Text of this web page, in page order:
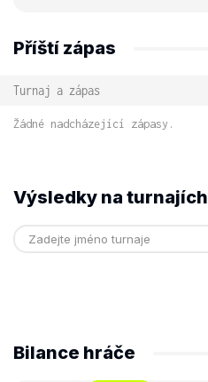
Příští zápas
Turnaj a zápas
Žádné nadcházející zápasy.
Výsledky na turnajích
Bilance hráče